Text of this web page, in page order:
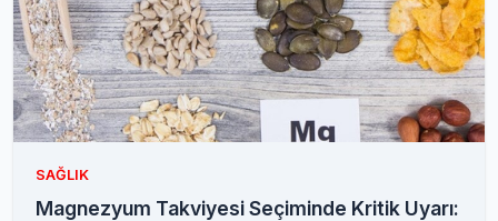
SAĞLIK
Magnezyum Takviyesi Seçiminde Kritik Uyarı: